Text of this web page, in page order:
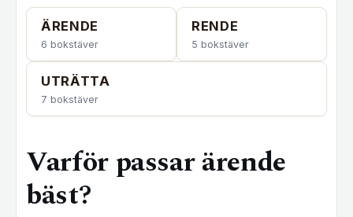
ÄRENDE
6 bokstäver
RENDE
5 bokstäver
UTRÄTTA
7 bokstäver
Varför passar ärende
bäst?